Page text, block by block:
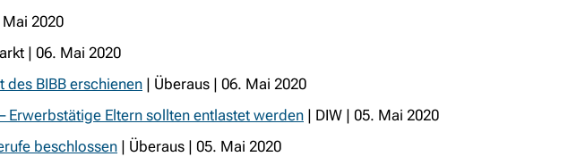
Mai 2020
| 06. Mai 2020
BIBB erschienen | Überaus | 06. Mai 2020
Erwerbstätige Eltern sollten entlastet werden | DIW | 05. Mai 2020
beschlossen | Überaus | 05. Mai 2020